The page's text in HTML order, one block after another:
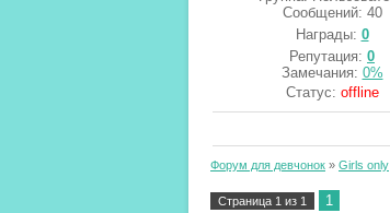
Сообщений: 40
Награды: 0
Репутация: 0
Замечания: 0%
Статус: offline
Форум для девчонок » Girls only
Страница 1 из 1 1